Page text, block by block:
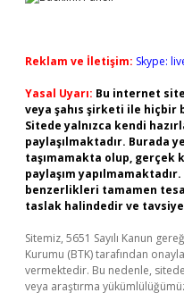
Reklam ve İletişim: Skype:
Yasal Uyarı: Bu internet
veya şahıs şirketi ile hiçbir
Sitede yalnızca kendi
paylaşılmaktadır. Burada
taşımamakta olup, gerçek
paylaşım
benzerlikleri tamamen
taslak halindedir ve
Sitemiz, 5651 Sayılı Kanun
Kurumu (BTK) tarafından
vermektedir. Bu nedenle,
veya araştırma